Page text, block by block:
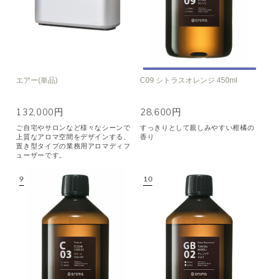
エアー(単品)
132,000円
ご自宅やサロンなど様々なシーンで
上質なアロマ空間をデザインする、
置き型タイプの業務用アロマディフ
ューザーです。
C09 シトラスオレンジ 450ml
28,600円
すっきりとして親しみやすい柑橘の
香り